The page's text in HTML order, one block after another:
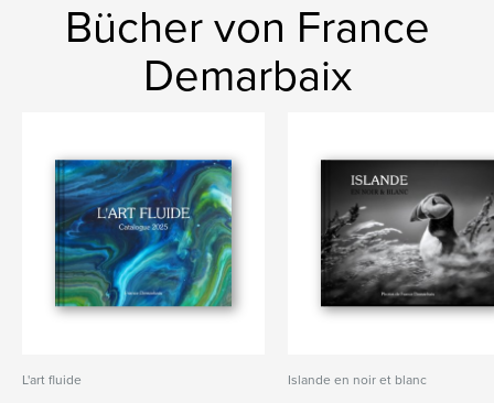
Bücher von France
Demarbaix
L'art fluide Islande en noir et blanc